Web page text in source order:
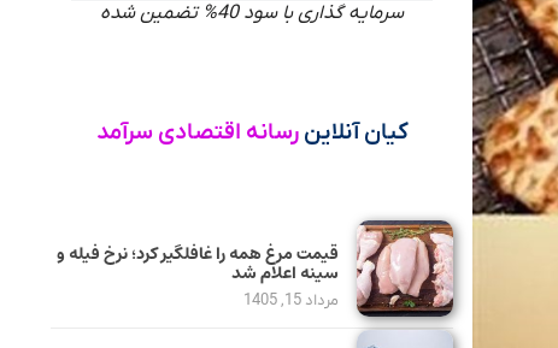
سرمایه گذاری با سود 40% تضمین شده
کیان آنلاین رسانه اقتصادی سرآمد
قیمت مرغ همه را غافلگیر کرد؛ نرخ فیله و
سینه اعلام شد
مرداد 15, 1405